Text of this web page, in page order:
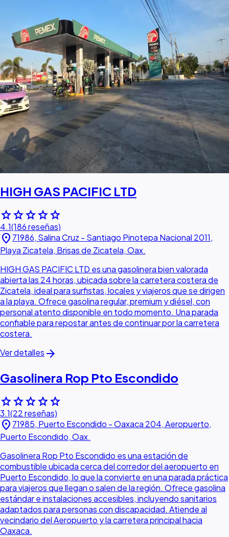
HIGH GAS PACIFIC LTD
starstarstarstarstar
4.1(186 reseñas)
location_on 71986, Salina Cruz - Santiago Pinotepa Nacional 2011,
Playa Zicatela, Brisas de Zicatela, Oax.
HIGH GAS PACIFIC LTD es una gasolinera bien valorada
abierta las 24 horas, ubicada sobre la carretera costera de
Zicatela, ideal para surfistas, locales y viajeros que se dirigen
a la playa. Ofrece gasolina regular, premium y diésel, con
personal atento disponible en todo momento. Una parada
confiable para repostar antes de continuar por la carretera
costera.
Ver detalles arrow_forward
Gasolinera Rop Pto Escondido
starstarstarstarstar
3.1(22 reseñas)
location_on 71985, Puerto Escondido - Oaxaca 204, Aeropuerto,
Puerto Escondido, Oax.
Gasolinera Rop Pto Escondido es una estación de
combustible ubicada cerca del corredor del aeropuerto en
Puerto Escondido, lo que la convierte en una parada práctica
para viajeros que llegan o salen de la región. Ofrece gasolina
estándar e instalaciones accesibles, incluyendo sanitarios
adaptados para personas con discapacidad. Atiende al
vecindario del Aeropuerto y la carretera principal hacia
Oaxaca.